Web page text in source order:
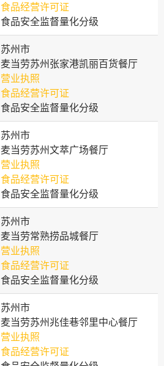
食品经营许可证
食品安全监督量化分级
苏州市
麦当劳苏州张家港凯丽百货餐厅
营业执照
食品经营许可证
食品安全监督量化分级
苏州市
麦当劳苏州文萃广场餐厅
营业执照
食品经营许可证
食品安全监督量化分级
苏州市
麦当劳常熟捞品城餐厅
营业执照
食品经营许可证
食品安全监督量化分级
苏州市
麦当劳苏州兆佳巷邻里中心餐厅
营业执照
食品经营许可证